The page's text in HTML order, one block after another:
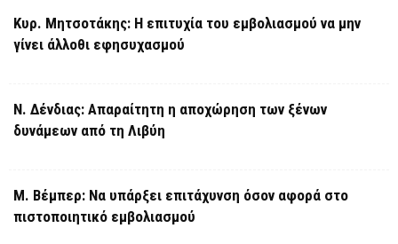
Κυρ. Μητσοτάκης: Η επιτυχία του εμβολιασμού να μην
γίνει άλλοθι εφησυχασμού
Ν. Δένδιας: Απαραίτητη η αποχώρηση των ξένων
δυνάμεων από τη Λιβύη
Μ. Βέμπερ: Να υπάρξει επιτάχυνση όσον αφορά στο
πιστοποιητικό εμβολιασμού